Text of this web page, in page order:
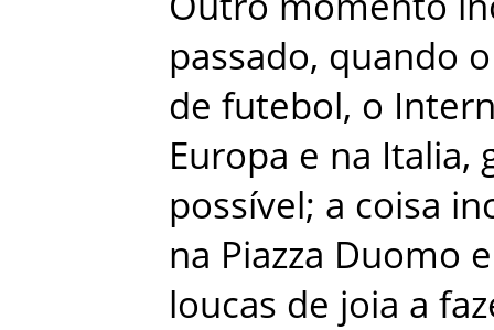
passado, quando o
de futebol, o
Europa e na Italia,
possível; a coisa
na Piazza Duomo
loucas de joia a